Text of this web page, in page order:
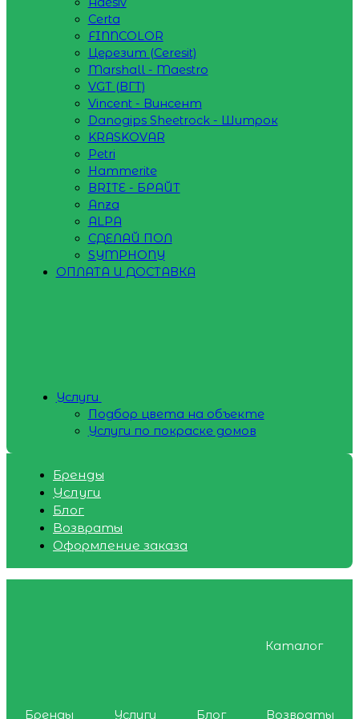
Certa
FINNCOLOR
Церезит (Ceresit)
Marshall - Maestro
VGT (ВГТ)
Vincent - Винсент
Danogips Sheetrock - Шитрок
KRASKOVAR
Petri
Hammerite
BRITE - БРАЙТ
Anza
ALPA
СДЕЛАЙ ПОЛ
SYMPHONY
ОПЛАТА И ДОСТАВКА
Услуги
Подбор цвета на объекте
Услуги по покраске домов
Бренды
Услуги
Блог
Возвраты
Оформление заказа
Каталог
Бренды Услуги Блог
Возвраты